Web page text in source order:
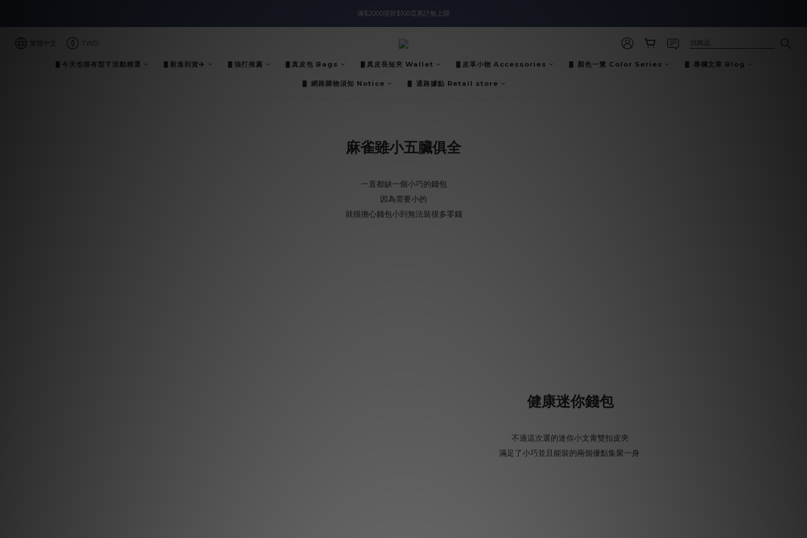
入會即領$888購物金🙌
滿$2000現折$100👏累計無上限
入會即領$888購物金🙌
繁體中文 TWD
▋今天也很有型👔活動精選 ▋新進到貨✈️ ▋強打推薦 ▋真皮包 Bags ▋真皮長短夾 Wallet ▋皮革小物 Accessories ▋ 顏色一覽 Color Series ▋ 專欄文章 Blog
▋ 網路購物須知 Notice ▋ 通路據點 Retail store
麻雀雖小五臟俱全
一直都缺一個小巧的錢包
因為需要小的
就很擔心錢包小到無法裝很多零錢
健康迷你錢包
不過這次選的迷你小文青雙扣皮夾
滿足了小巧並且能裝的兩個優點集聚一身